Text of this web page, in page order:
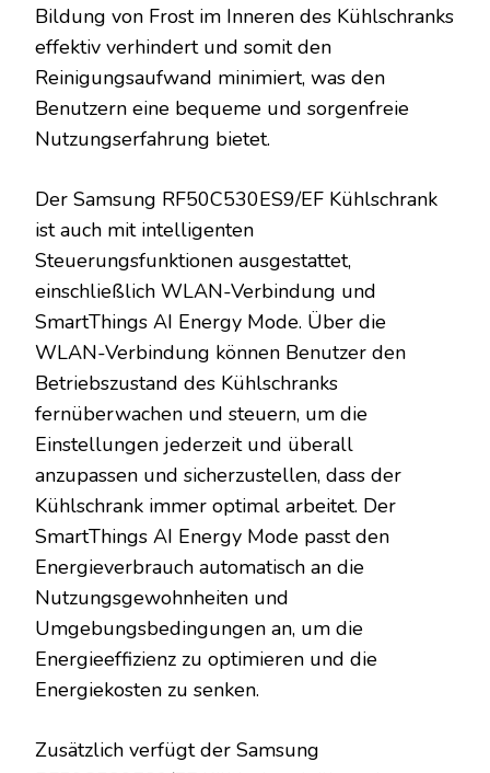
Bildung von Frost im Inneren des Kühlschranks
effektiv verhindert und somit den
Reinigungsaufwand minimiert, was den
Benutzern eine bequeme und sorgenfreie
Nutzungserfahrung bietet.
Der Samsung RF50C530ES9/EF Kühlschrank
ist auch mit intelligenten
Steuerungsfunktionen ausgestattet,
einschließlich WLAN-Verbindung und
SmartThings AI Energy Mode. Über die
WLAN-Verbindung können Benutzer den
Betriebszustand des Kühlschranks
fernüberwachen und steuern, um die
Einstellungen jederzeit und überall
anzupassen und sicherzustellen, dass der
Kühlschrank immer optimal arbeitet. Der
SmartThings AI Energy Mode passt den
Energieverbrauch automatisch an die
Nutzungsgewohnheiten und
Umgebungsbedingungen an, um die
Energieeffizienz zu optimieren und die
Energiekosten zu senken.
Zusätzlich verfügt der Samsung